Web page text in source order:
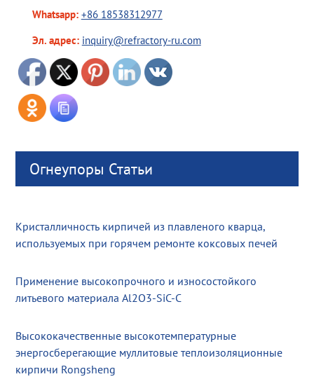
Whatsapp: +86 18538312977
Эл. адрес: inquiry@refractory-ru.com
Огнеупоры Статьи
Кристалличность кирпичей из плавленого кварца,
используемых при горячем ремонте коксовых печей
Применение высокопрочного и износостойкого
литьевого материала Al2O3-SiC-C
Высококачественные высокотемпературные
энергосберегающие муллитовые теплоизоляционные
кирпичи Rongsheng